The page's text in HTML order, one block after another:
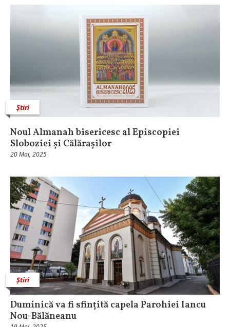
Știri
Noul Almanah bisericesc al Episcopiei
Sloboziei și Călărașilor
20 Mai, 2025
Știri
Duminică va fi sfințită capela Parohiei Iancu
Nou-Bălăneanu